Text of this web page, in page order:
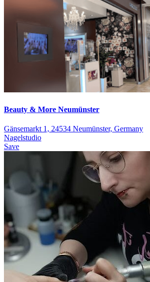
Beauty & More Neumünster
Gänsemarkt 1, 24534 Neumünster, Germany
Nagelstudio
Save